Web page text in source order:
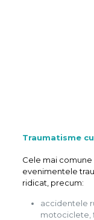
Traumatisme
Cele mai comune
evenimentele
ridicat, precum:
accidentele
motociclete,